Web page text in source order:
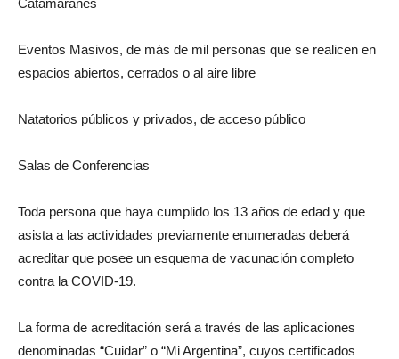
Catamaranes
Eventos Masivos, de más de mil personas que se realicen en
espacios abiertos, cerrados o al aire libre
Natatorios públicos y privados, de acceso público
Salas de Conferencias
Toda persona que haya cumplido los 13 años de edad y que
asista a las actividades previamente enumeradas deberá
acreditar que posee un esquema de vacunación completo
contra la COVID-19.
La forma de acreditación será a través de las aplicaciones
denominadas “Cuidar” o “Mi Argentina”, cuyos certificados